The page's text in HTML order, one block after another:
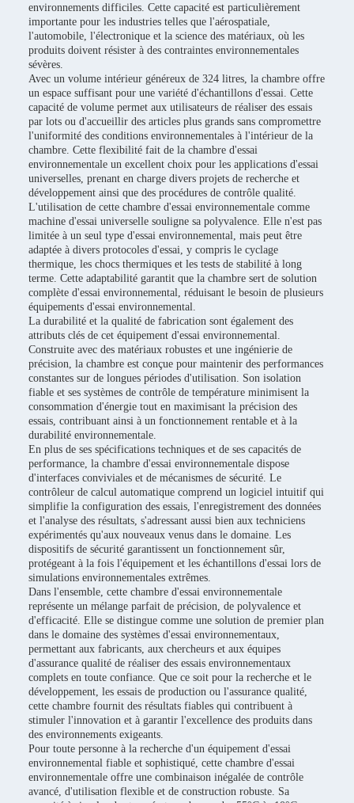
environnements difficiles. Cette capacité est particulièrement
importante pour les industries telles que l'aérospatiale,
l'automobile, l'électronique et la science des matériaux, où les
produits doivent résister à des contraintes environnementales
sévères.
Avec un volume intérieur généreux de 324 litres, la chambre offre
un espace suffisant pour une variété d'échantillons d'essai. Cette
capacité de volume permet aux utilisateurs de réaliser des essais
par lots ou d'accueillir des articles plus grands sans compromettre
l'uniformité des conditions environnementales à l'intérieur de la
chambre. Cette flexibilité fait de la chambre d'essai
environnementale un excellent choix pour les applications d'essai
universelles, prenant en charge divers projets de recherche et
développement ainsi que des procédures de contrôle qualité.
L'utilisation de cette chambre d'essai environnementale comme
machine d'essai universelle souligne sa polyvalence. Elle n'est pas
limitée à un seul type d'essai environnemental, mais peut être
adaptée à divers protocoles d'essai, y compris le cyclage
thermique, les chocs thermiques et les tests de stabilité à long
terme. Cette adaptabilité garantit que la chambre sert de solution
complète d'essai environnemental, réduisant le besoin de plusieurs
équipements d'essai environnemental.
La durabilité et la qualité de fabrication sont également des
attributs clés de cet équipement d'essai environnemental.
Construite avec des matériaux robustes et une ingénierie de
précision, la chambre est conçue pour maintenir des performances
constantes sur de longues périodes d'utilisation. Son isolation
fiable et ses systèmes de contrôle de température minimisent la
consommation d'énergie tout en maximisant la précision des
essais, contribuant ainsi à un fonctionnement rentable et à la
durabilité environnementale.
En plus de ses spécifications techniques et de ses capacités de
performance, la chambre d'essai environnementale dispose
d'interfaces conviviales et de mécanismes de sécurité. Le
contrôleur de calcul automatique comprend un logiciel intuitif qui
simplifie la configuration des essais, l'enregistrement des données
et l'analyse des résultats, s'adressant aussi bien aux techniciens
expérimentés qu'aux nouveaux venus dans le domaine. Les
dispositifs de sécurité garantissent un fonctionnement sûr,
protégeant à la fois l'équipement et les échantillons d'essai lors de
simulations environnementales extrêmes.
Dans l'ensemble, cette chambre d'essai environnementale
représente un mélange parfait de précision, de polyvalence et
d'efficacité. Elle se distingue comme une solution de premier plan
dans le domaine des systèmes d'essai environnementaux,
permettant aux fabricants, aux chercheurs et aux équipes
d'assurance qualité de réaliser des essais environnementaux
complets en toute confiance. Que ce soit pour la recherche et le
développement, les essais de production ou l'assurance qualité,
cette chambre fournit des résultats fiables qui contribuent à
stimuler l'innovation et à garantir l'excellence des produits dans
des environnements exigeants.
Pour toute personne à la recherche d'un équipement d'essai
environnemental fiable et sophistiqué, cette chambre d'essai
environnementale offre une combinaison inégalée de contrôle
avancé, d'utilisation flexible et de construction robuste. Sa